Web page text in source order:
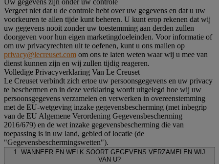
Uw gegevens zijn onder uw controle
Vergeet niet dat u de controle hebt over uw gegevens en dat u uw
voorkeuren te allen tijde kunt beheren. U kunt erop rekenen dat wij
uw gegevens nooit zonder uw toestemming aan derden zullen
doorgeven voor hun eigen marketingdoeleinden. Voor informatie of
om uw privacyrechten uit te oefenen, kunt u ons mailen op
privacy@lecreuset.com om ons te laten weten waar wij u mee van
dienst kunnen zijn en wij zullen tijdig reageren.
Volledige Privacyverklaring Van Le Creuset
Le Creuset verbindt zich ertoe uw persoonsgegevens en uw privacy
te beschermen en in deze verklaring wordt uitgelegd hoe wij uw
persoonsgegevens verzamelen en verwerken in overeenstemming
met de EU-wetgeving inzake gegevensbescherming (met inbegrip
van de EU Algemene Verordening Gegevensbescherming
2016/679) en de wet inzake gegevensbescherming die van
toepassing is in uw land, gebied of locatie (de
"Gegevensbeschermingswetten").
1. WANNEER EN WELK SOORT GEGEVENS VERZAMELEN WIJ
VAN U?